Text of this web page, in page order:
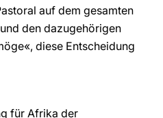
auf dem gesamten
den dazugehörigen
diese Entscheidung
für Afrika der